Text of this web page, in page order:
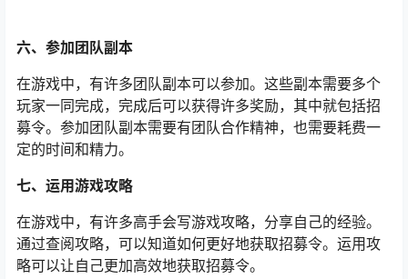
六、参加团队副本
在游戏中，有许多团队副本可以参加。这些副本需要多个
玩家一同完成，完成后可以获得许多奖励，其中就包括招
募令。参加团队副本需要有团队合作精神，也需要耗费一
定的时间和精力。
七、运用游戏攻略
在游戏中，有许多高手会写游戏攻略，分享自己的经验。
通过查阅攻略，可以知道如何更好地获取招募令。运用攻
略可以让自己更加高效地获取招募令。